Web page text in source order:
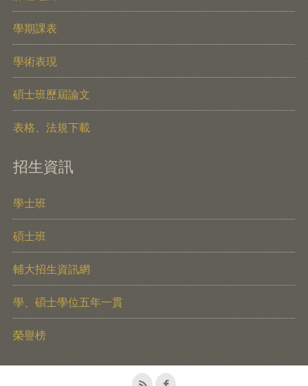
學期課表
學術表現
碩士班歷屆論文
表格、法規下載
招生資訊
學士班
碩士班
輔大招生資訊網
學、碩士學位五年一貫
榮譽榜